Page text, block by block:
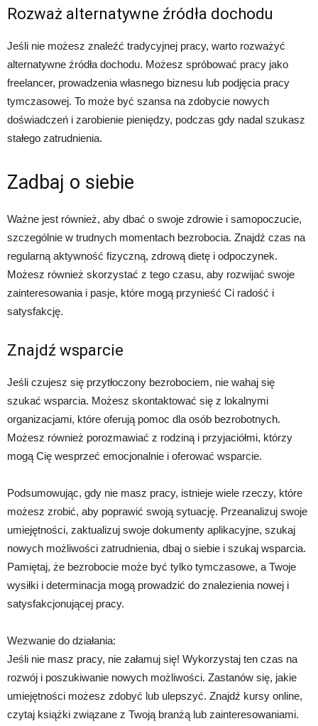
Rozważ alternatywne źródła dochodu
Jeśli nie możesz znaleźć tradycyjnej pracy, warto rozważyć
alternatywne źródła dochodu. Możesz spróbować pracy jako
freelancer, prowadzenia własnego biznesu lub podjęcia pracy
tymczasowej. To może być szansa na zdobycie nowych
doświadczeń i zarobienie pieniędzy, podczas gdy nadal szukasz
stałego zatrudnienia.
Zadbaj o siebie
Ważne jest również, aby dbać o swoje zdrowie i samopoczucie,
szczególnie w trudnych momentach bezrobocia. Znajdź czas na
regularną aktywność fizyczną, zdrową dietę i odpoczynek.
Możesz również skorzystać z tego czasu, aby rozwijać swoje
zainteresowania i pasje, które mogą przynieść Ci radość i
satysfakcję.
Znajdź wsparcie
Jeśli czujesz się przytłoczony bezrobociem, nie wahaj się
szukać wsparcia. Możesz skontaktować się z lokalnymi
organizacjami, które oferują pomoc dla osób bezrobotnych.
Możesz również porozmawiać z rodziną i przyjaciółmi, którzy
mogą Cię wesprzeć emocjonalnie i oferować wsparcie.
Podsumowując, gdy nie masz pracy, istnieje wiele rzeczy, które
możesz zrobić, aby poprawić swoją sytuację. Przeanalizuj swoje
umiejętności, zaktualizuj swoje dokumenty aplikacyjne, szukaj
nowych możliwości zatrudnienia, dbaj o siebie i szukaj wsparcia.
Pamiętaj, że bezrobocie może być tylko tymczasowe, a Twoje
wysiłki i determinacja mogą prowadzić do znalezienia nowej i
satysfakcjonującej pracy.
Wezwanie do działania:
Jeśli nie masz pracy, nie załamuj się! Wykorzystaj ten czas na
rozwój i poszukiwanie nowych możliwości. Zastanów się, jakie
umiejętności możesz zdobyć lub ulepszyć. Znajdź kursy online,
czytaj książki związane z Twoją branżą lub zainteresowaniami.